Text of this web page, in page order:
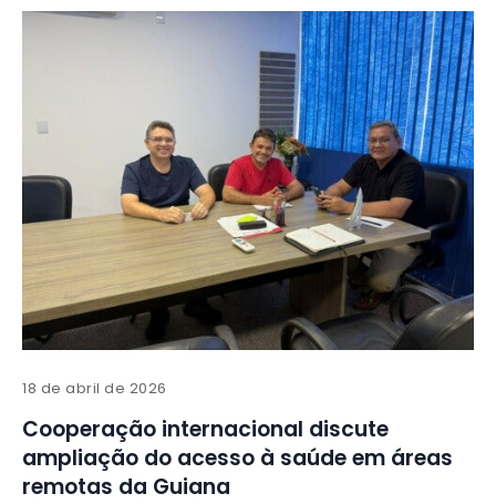
18 de abril de 2026
Cooperação internacional discute
ampliação do acesso à saúde em áreas
remotas da Guiana